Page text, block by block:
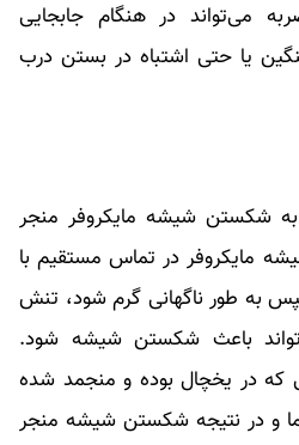
می‌تواند در هنگام جابجایی
یا حتی اشتباه در بستن درب
به شکستن شیشه مایکروفر منجر
مایکروفر در تماس مستقیم با
به طور ناگهانی گرم شود، تنش
باعث شکستن شیشه شود.
که در یخچال بوده و منجمد شده
دما و در نتیجه شکستن شیشه منجر